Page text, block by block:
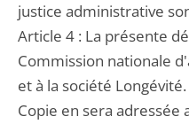
justice administrative
Article 4 : La présente
Commission nationale
et à la société Longévité.
Copie en sera adressée